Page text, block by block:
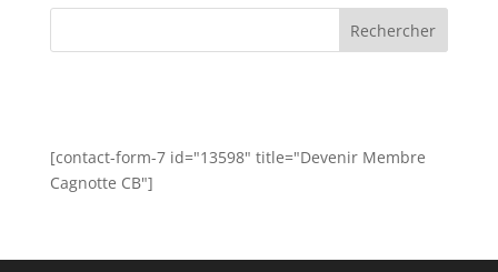
[contact-form-7 id="13598" title="Devenir Membre
Cagnotte CB"]